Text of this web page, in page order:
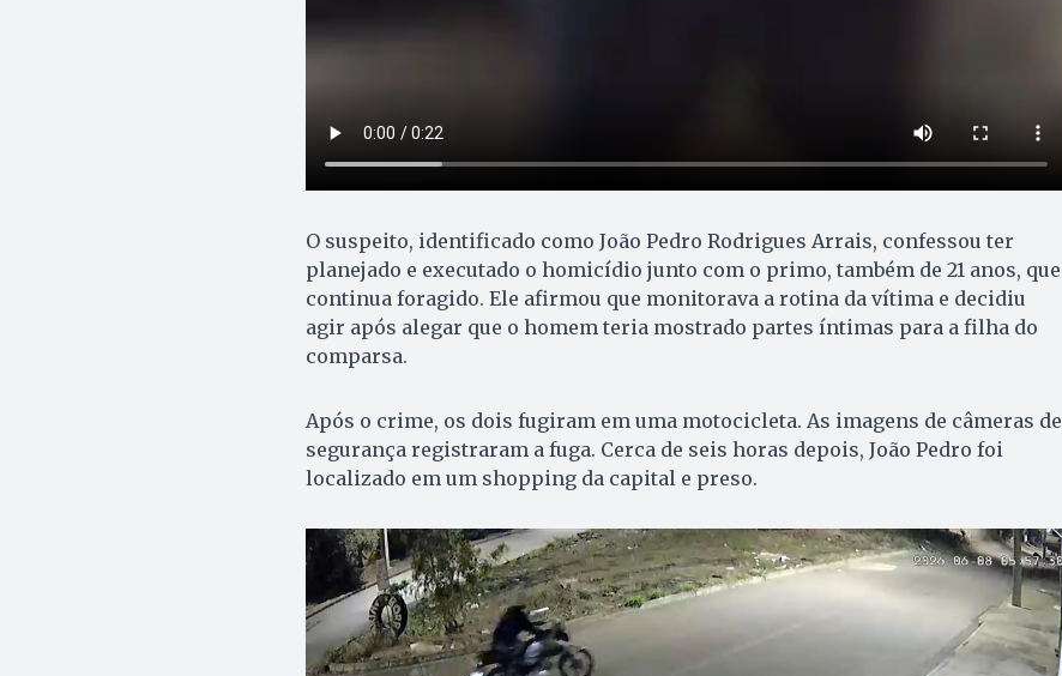
O suspeito, identificado como João Pedro Rodrigues Arrais, confessou ter
planejado e executado o homicídio junto com o primo, também de 21 anos, que
continua foragido. Ele afirmou que monitorava a rotina da vítima e decidiu
agir após alegar que o homem teria mostrado partes íntimas para a filha do
comparsa.
Após o crime, os dois fugiram em uma motocicleta. As imagens de câmeras de
segurança registraram a fuga. Cerca de seis horas depois, João Pedro foi
localizado em um shopping da capital e preso.